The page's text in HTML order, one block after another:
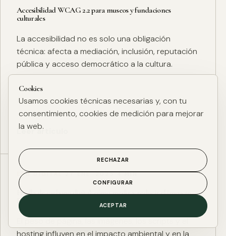
Accesibilidad WCAG 2.2 para museos y fundaciones
culturales
La accesibilidad no es solo una obligación
técnica: afecta a mediación, inclusión, reputación
pública y acceso democrático a la cultura.
Leer artículo
ESG DIGITAL·27 ENE. 2025·4 MIN
Huella de carbono digital: cómo medir y reducir el impacto
ESG de una web
El peso de página, las imágenes, los scripts y el
hosting influyen en el impacto ambiental y en la
Cookies
Usamos cookies técnicas necesarias y, con tu
consentimiento, cookies de medición para mejorar
la web.
RECHAZAR
CONFIGURAR
ACEPTAR